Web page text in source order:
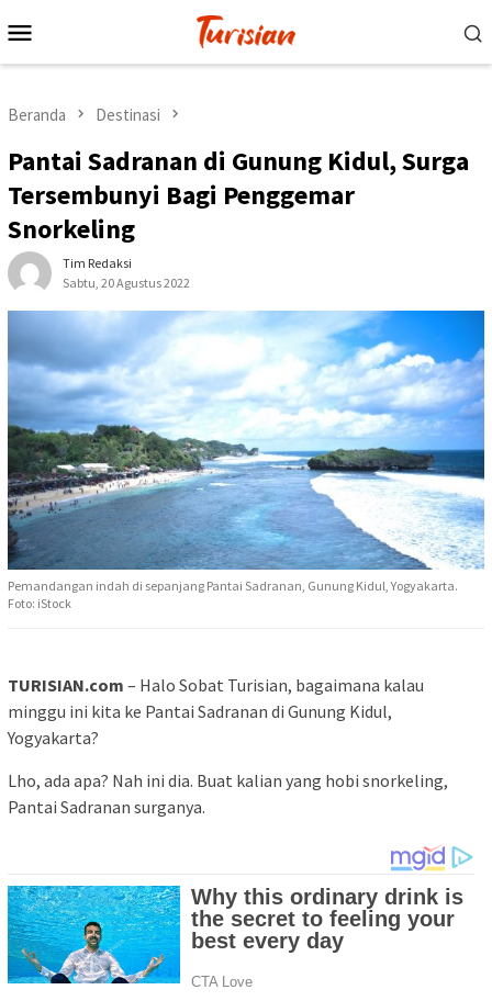
ke
Mobile
Beranda Destinasi
Pantai Sadranan di Gunung Kidul, Surga
Tersembunyi Bagi Penggemar
Snorkeling
Tim Redaksi
Sabtu, 20 Agustus 2022
Pemandangan indah di sepanjang Pantai Sadranan, Gunung Kidul, Yogyakarta.
Foto: iStock
TURISIAN.com – Halo Sobat Turisian, bagaimana kalau
minggu ini kita ke Pantai Sadranan di Gunung Kidul,
Yogyakarta?
Lho, ada apa? Nah ini dia. Buat kalian yang hobi snorkeling,
Pantai Sadranan surganya.